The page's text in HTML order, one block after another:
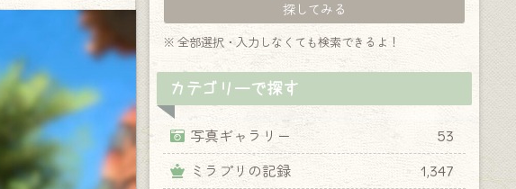
※ 全部選択・入力しなくても検索できるよ！
カテゴリーで探す
写真ギャラリー
53
ミラプリの記録
1,347